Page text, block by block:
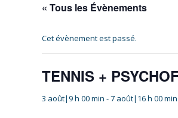
« Tous les Évènements
Cet évènement est passé.
TENNIS +
3 août|9 h 00 min -7 août|16 h 00 min